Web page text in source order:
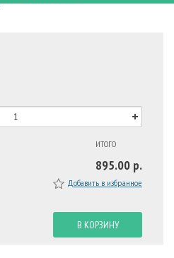
ИТОГО
895.00 р.
Добавить в избранное
В КОРЗИНУ